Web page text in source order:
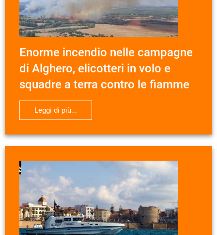
Enorme incendio nelle campagne
di Alghero, elicotteri in volo e
squadre a terra contro le fiamme
Leggi di più...